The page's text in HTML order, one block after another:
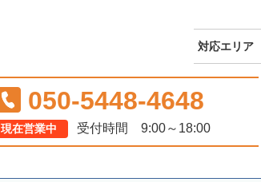
対応エリア
050-5448-4648
現在営業中 受付時間 9:00～18:00